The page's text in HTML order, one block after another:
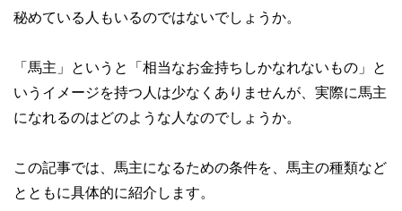
秘めている人もいるのではないでしょうか。
「馬主」というと「相当なお金持ちしかなれないもの」と
いうイメージを持つ人は少なくありませんが、実際に馬主
になれるのはどのような人なのでしょうか。
この記事では、馬主になるための条件を、馬主の種類など
とともに具体的に紹介します。